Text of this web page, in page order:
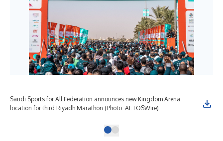
Saudi Sports for All Federation announces new Kingdom Arena
location for third Riyadh Marathon (Photo: AETOSWire)